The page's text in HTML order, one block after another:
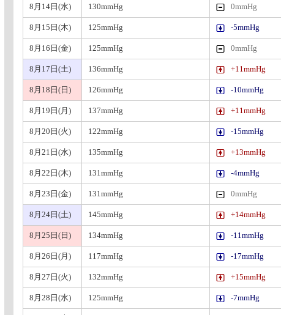
8月14日(水) 130mmHg 0mmHg
8月15日(木) 125mmHg -5mmHg
8月16日(金) 125mmHg 0mmHg
8月17日(土) 136mmHg +11mmHg
8月18日(日) 126mmHg -10mmHg
8月19日(月) 137mmHg +11mmHg
8月20日(火) 122mmHg -15mmHg
8月21日(水) 135mmHg +13mmHg
8月22日(木) 131mmHg -4mmHg
8月23日(金) 131mmHg 0mmHg
8月24日(土) 145mmHg +14mmHg
8月25日(日) 134mmHg -11mmHg
8月26日(月) 117mmHg -17mmHg
8月27日(火) 132mmHg +15mmHg
8月28日(水) 125mmHg -7mmHg